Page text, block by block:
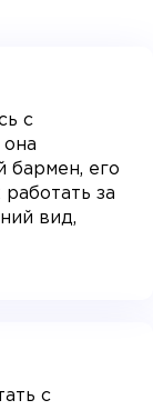
с
она
бармен, его
за
вид,
с